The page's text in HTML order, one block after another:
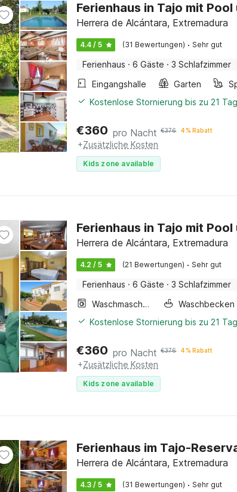
Ferienhaus in Tajo mit Pool
Herrera de Alcántara, Extremadura
4.4 / 5 (31 Bewertungen) · Sehr gut
Ferienhaus · 6 Gäste · 3 Schlafzimmer
Eingangshalle
Garten
Kostenlose Stornierung bis zu 21
€360 pro Nacht €376 4 % Rabatt
+Zusätzliche Kosten
Kids zone available
Ferienhaus in Tajo mit Pool
Herrera de Alcántara, Extremadura
4.2 / 5 (21 Bewertungen) · Sehr gut
Ferienhaus · 6 Gäste · 3 Schlafzimmer
Waschmaschine
Waschbecken
Kostenlose Stornierung bis zu 21
€360 pro Nacht €376 4 % Rabatt
+Zusätzliche Kosten
Kids zone available
Ferienhaus im Tajo-
Herrera de Alcántara, Extremadura
4.3 / 5 (31 Bewertungen) · Sehr gut